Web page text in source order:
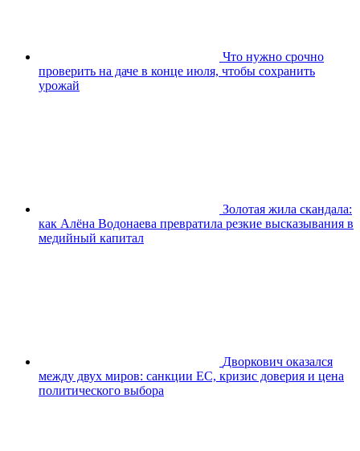
Что нужно срочно
проверить на даче в конце июля, чтобы сохранить
урожай
Золотая жила скандала:
как Алёна Водонаева превратила резкие высказывания в
медийный капитал
Дворкович оказался
между двух миров: санкции ЕС, кризис доверия и цена
политического выбора